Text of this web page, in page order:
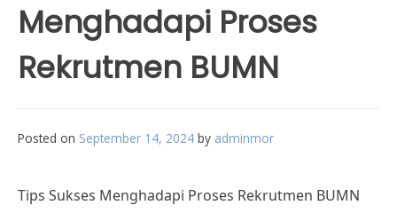
Menghadapi Proses
Rekrutmen BUMN
Posted on September 14, 2024 by adminmor
Tips Sukses Menghadapi Proses Rekrutmen BUMN